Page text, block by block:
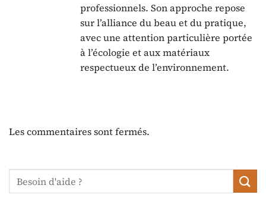
professionnels. Son approche repose
sur l’alliance du beau et du pratique,
avec une attention particulière portée
à l’écologie et aux matériaux
respectueux de l’environnement.
Les commentaires sont fermés.